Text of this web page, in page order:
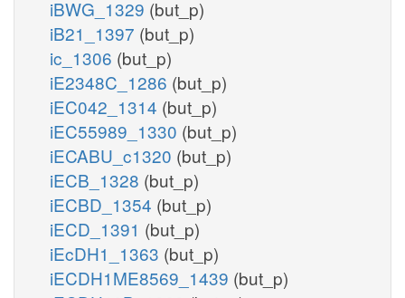
iBWG_1329 (but_p)
iB21_1397 (but_p)
ic_1306 (but_p)
iE2348C_1286 (but_p)
iEC042_1314 (but_p)
iEC55989_1330 (but_p)
iECABU_c1320 (but_p)
iECB_1328 (but_p)
iECBD_1354 (but_p)
iECD_1391 (but_p)
iEcDH1_1363 (but_p)
iECDH1ME8569_1439 (but_p)